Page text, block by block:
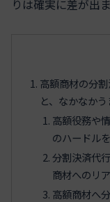
りは確実に差が出ま
高額商材の分
と、なかなか
高額役務や
のハードル
分割決済代
商材へのリ
高額商材へ